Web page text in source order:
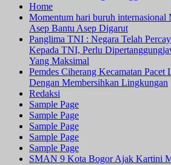
Home
Momentum hari buruh
Asep Bantu Asep Digarut
Panglima TNI : Negara Telah
Kepada TNI, Perlu
Yang Maksimal
Pemdes Ciherang Kecamatan
Dengan Membersihkan Lingkungan
Redaksi
Sample Page
Sample Page
Sample Page
Sample Page
Sample Page
SMAN 9 Kota Bogor Ajak Kartini